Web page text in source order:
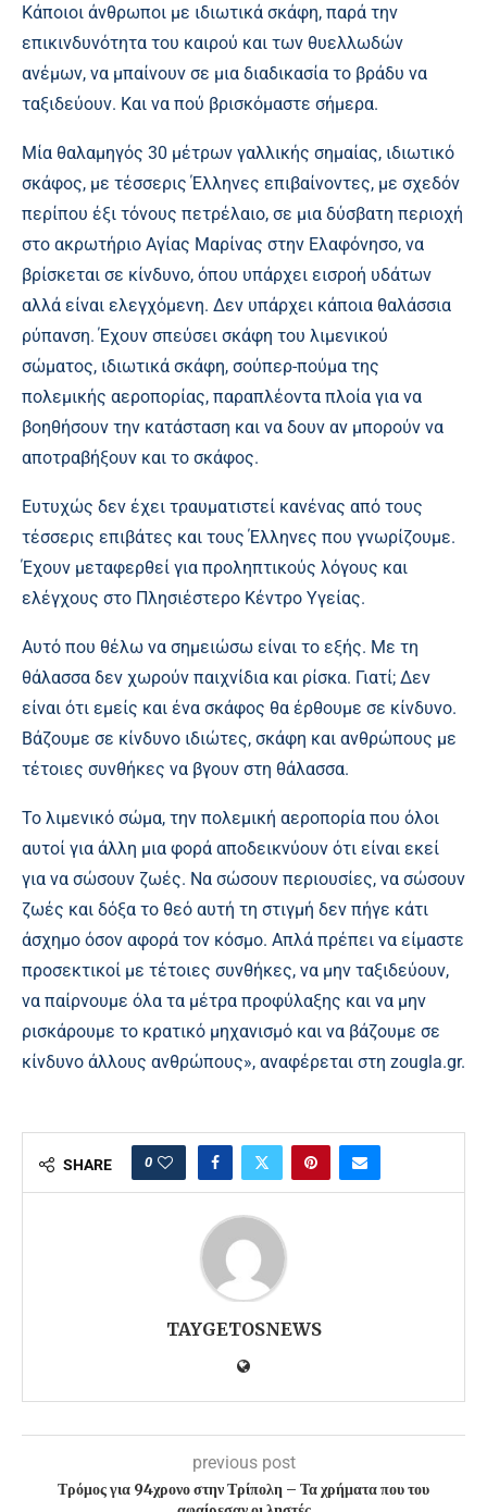
Κάποιοι άνθρωποι με ιδιωτικά σκάφη, παρά την
επικινδυνότητα του καιρού και των θυελλωδών
ανέμων, να μπαίνουν σε μια διαδικασία το βράδυ να
ταξιδεύουν. Και να πού βρισκόμαστε σήμερα.
Μία θαλαμηγός 30 μέτρων γαλλικής σημαίας, ιδιωτικό
σκάφος, με τέσσερις Έλληνες επιβαίνοντες, με σχεδόν
περίπου έξι τόνους πετρέλαιο, σε μια δύσβατη περιοχή
στο ακρωτήριο Αγίας Μαρίνας στην Ελαφόνησο, να
βρίσκεται σε κίνδυνο, όπου υπάρχει εισροή υδάτων
αλλά είναι ελεγχόμενη. Δεν υπάρχει κάποια θαλάσσια
ρύπανση. Έχουν σπεύσει σκάφη του λιμενικού
σώματος, ιδιωτικά σκάφη, σούπερ-πούμα της
πολεμικής αεροπορίας, παραπλέοντα πλοία για να
βοηθήσουν την κατάσταση και να δουν αν μπορούν να
αποτραβήξουν και το σκάφος.
Ευτυχώς δεν έχει τραυματιστεί κανένας από τους
τέσσερις επιβάτες και τους Έλληνες που γνωρίζουμε.
Έχουν μεταφερθεί για προληπτικούς λόγους και
ελέγχους στο Πλησιέστερο Κέντρο Υγείας.
Αυτό που θέλω να σημειώσω είναι το εξής. Με τη
θάλασσα δεν χωρούν παιχνίδια και ρίσκα. Γιατί; Δεν
είναι ότι εμείς και ένα σκάφος θα έρθουμε σε κίνδυνο.
Βάζουμε σε κίνδυνο ιδιώτες, σκάφη και ανθρώπους με
τέτοιες συνθήκες να βγουν στη θάλασσα.
Το λιμενικό σώμα, την πολεμική αεροπορία που όλοι
αυτοί για άλλη μια φορά αποδεικνύουν ότι είναι εκεί
για να σώσουν ζωές. Να σώσουν περιουσίες, να σώσουν
ζωές και δόξα το θεό αυτή τη στιγμή δεν πήγε κάτι
άσχημο όσον αφορά τον κόσμο. Απλά πρέπει να είμαστε
προσεκτικοί με τέτοιες συνθήκες, να μην ταξιδεύουν,
να παίρνουμε όλα τα μέτρα προφύλαξης και να μην
ρισκάρουμε το κρατικό μηχανισμό και να βάζουμε σε
κίνδυνο άλλους ανθρώπους», αναφέρεται στη zougla.gr.
SHARE 0
TAYGETOSNEWS
previous post
Τρόμος για 94χρονο στην Τρίπολη – Τα χρήματα που του